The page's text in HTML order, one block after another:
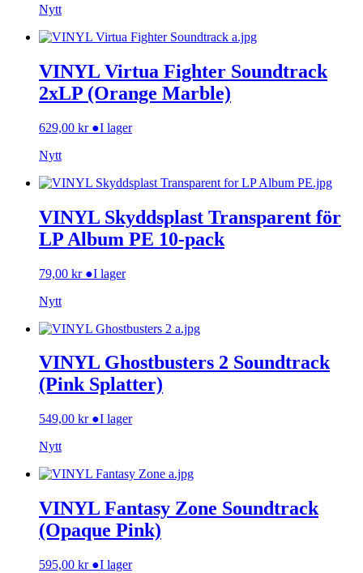
Nytt
VINYL Virtua Fighter Soundtrack
2xLP (Orange Marble)
629,00 kr ●I lager
Nytt
VINYL Skyddsplast Transparent för
LP Album PE 10-pack
79,00 kr ●I lager
Nytt
VINYL Ghostbusters 2 Soundtrack
(Pink Splatter)
549,00 kr ●I lager
Nytt
VINYL Fantasy Zone Soundtrack
(Opaque Pink)
595,00 kr ●I lager